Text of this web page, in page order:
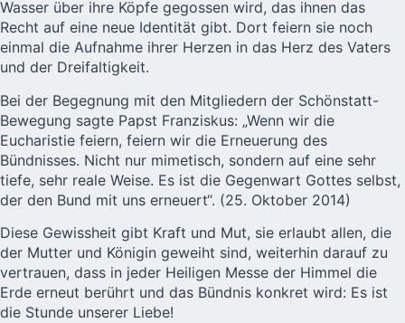
Wasser über ihre Köpfe gegossen wird, das ihnen das
Recht auf eine neue Identität gibt. Dort feiern sie noch
einmal die Aufnahme ihrer Herzen in das Herz des Vaters
und der Dreifaltigkeit.
Bei der Begegnung mit den Mitgliedern der Schönstatt-
Bewegung sagte Papst Franziskus: „Wenn wir die
Eucharistie feiern, feiern wir die Erneuerung des
Bündnisses. Nicht nur mimetisch, sondern auf eine sehr
tiefe, sehr reale Weise. Es ist die Gegenwart Gottes selbst,
der den Bund mit uns erneuert“. (25. Oktober 2014)
Diese Gewissheit gibt Kraft und Mut, sie erlaubt allen, die
der Mutter und Königin geweiht sind, weiterhin darauf zu
vertrauen, dass in jeder Heiligen Messe der Himmel die
Erde erneut berührt und das Bündnis konkret wird: Es ist
die Stunde unserer Liebe!